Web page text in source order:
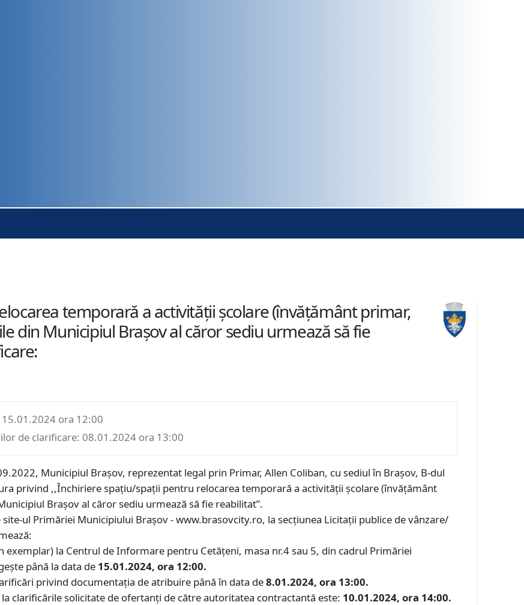
temporară a activității școlare (învățământ primar,
din Municipiul Brașov al căror sediu urmează să fie
ora 12:00
de clarificare: 08.01.2024 ora 13:00
Municipiul Braşov, reprezentat legal prin Primar, Allen Coliban, cu sediul în Braşov, B-dul
privind ,,Închiriere spațiu/spații pentru relocarea temporară a activității școlare (învățământ
Brașov al căror sediu urmează să fie reabilitat”.
ul Primăriei Municipiului Brașov - www.brasovcity.ro, la secțiunea Licitații publice de vânzare/
la Centrul de Informare pentru Cetăţeni, masa nr.4 sau 5, din cadrul Primăriei
până la data de 15.01.2024, ora 12:00.
privind documentaţia de atribuire până în data de8.01.2024, ora 13:00.
clarificările solicitate de ofertanți de către autoritatea contractantă este: 10.01.2024, ora 14:00.